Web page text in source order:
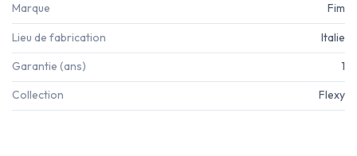
Marque Fim
Lieu de fabrication Italie
Garantie (ans) 1
Collection Flexy